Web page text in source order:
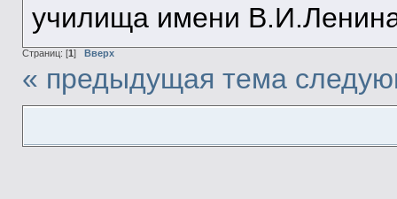
училища имени В.И.Ленина
Страниц: [1] Вверх
« предыдущая тема